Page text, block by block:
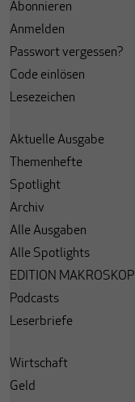
Abonnieren
Anmelden
Passwort vergessen?
Code einlösen
Lesezeichen
Aktuelle Ausgabe
Themenhefte
Spotlight
Archiv
Alle Ausgaben
Alle Spotlights
EDITION MAKROSKOP
Podcasts
Leserbriefe
Wirtschaft
Geld